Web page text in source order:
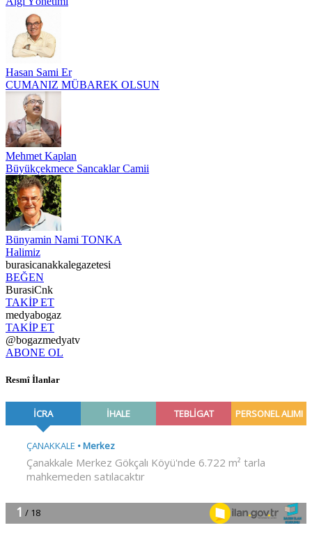
Hasan Sami Er
CUMANIZ MÜBAREK OLSUN
Mehmet Kaplan
Büyükçekmece Sancaklar Camii
Bünyamin Nami TONKA
Halimiz
burasicanakkalegazetesi
BEĞEN
BurasiCnk
TAKİP ET
medyabogaz
TAKİP ET
@bogazmedyatv
ABONE OL
Resmî İlanlar